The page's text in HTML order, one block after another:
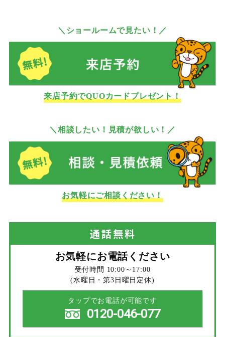
＼ショールームで見たい！／
来店予約でQUOカードプレゼント！
＼相談したい！見積が欲しい！／
お気軽にご相談ください！
通話無料
お気軽にお電話ください
受付時間 10:00～17:00
(水曜日・第3日曜日定休)
タップでお電話が可能です
0120-046-077